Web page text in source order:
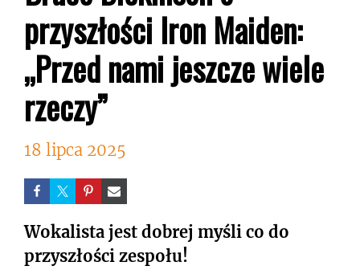
przyszłości Iron Maiden:
„Przed nami jeszcze wiele
rzeczy”
18 lipca 2025
Wokalista jest dobrej myśli co do
przyszłości zespołu!